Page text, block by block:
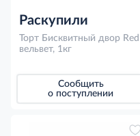
Раскупили
Торт Бисквитный двор Red
вельвет, 1кг
Сообщить
о поступлении